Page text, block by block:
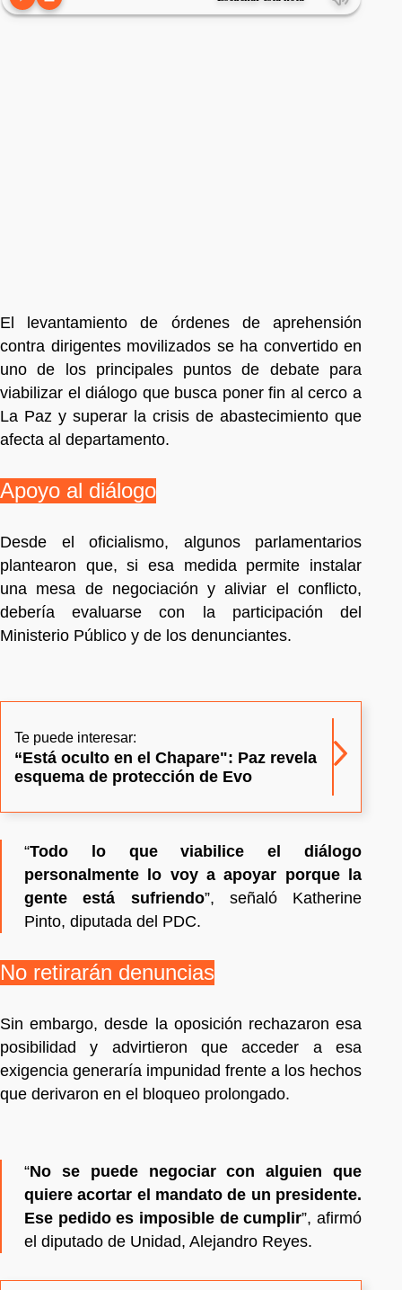
El levantamiento de órdenes de aprehensión
contra dirigentes movilizados se ha convertido en
uno de los principales puntos de debate para
viabilizar el diálogo que busca poner fin al cerco a
La Paz y superar la crisis de abastecimiento que
afecta al departamento.
Apoyo al diálogo
Desde el oficialismo, algunos parlamentarios
plantearon que, si esa medida permite instalar
una mesa de negociación y aliviar el conflicto,
debería evaluarse con la participación del
Ministerio Público y de los denunciantes.
Te puede interesar:
“Está oculto en el Chapare": Paz revela
esquema de protección de Evo
“Todo lo que viabilice el diálogo
personalmente lo voy a apoyar porque la
gente está sufriendo”, señaló Katherine
Pinto, diputada del PDC.
No retirarán denuncias
Sin embargo, desde la oposición rechazaron esa
posibilidad y advirtieron que acceder a esa
exigencia generaría impunidad frente a los hechos
que derivaron en el bloqueo prolongado.
“No se puede negociar con alguien que
quiere acortar el mandato de un presidente.
Ese pedido es imposible de cumplir”, afirmó
el diputado de Unidad, Alejandro Reyes.